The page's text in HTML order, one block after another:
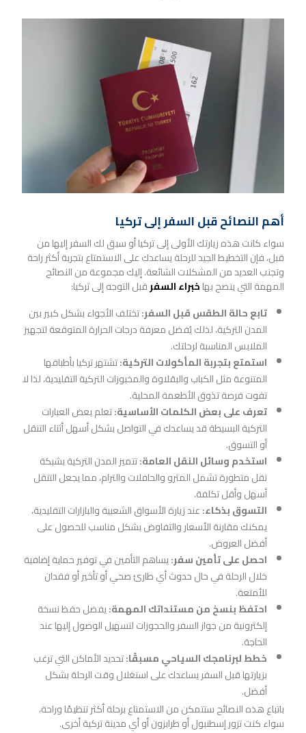
أهم النصائح قبل السفر إلى تركيا
سواء كانت هذه زيارتك الأولى إلى تركيا أو سبق لك السفر إليها من
قبل، فإن التخطيط الجيد للرحلة يساعدك على الاستمتاع بتجربة أكثر راحة
وتجنب العديد من المشكلات الشائعة. إليك مجموعة من النصائح
المهمة التي ينصح بهاخبراء السفرقبل التوجه إلى تركيا:
تابع حالة الطقس قبل السفر:تختلف الأجواء بشكل كبير بين
المدن التركية، لذلك يُفضل معرفة درجات الحرارة المتوقعة لتجهيز
الملابس المناسبة لرحلتك.
استمتع بتجربة المأكولات التركية:تشتهر تركيا بأطباقها
المتنوعة مثل الكباب والبقلاوة والمخبوزات التركية التقليدية، لذا لا
تفوت فرصة تذوق الأطعمة المحلية.
تعرف على بعض الكلمات الأساسية:تعلم بعض العبارات
التركية البسيطة قد يساعدك في التواصل بشكل أسهل أثناء التنقل
أو التسوق.
استخدم وسائل النقل العامة:تتميز المدن التركية بشبكة
نقل متطورة تشمل المترو والحافلات والترام، مما يجعل التنقل
أسهل وأقل تكلفة.
التسوق بذكاء:عند زيارة الأسواق الشعبية والبازارات التقليدية،
يمكنك مقارنة الأسعار والتفاوض بشكل مناسب للحصول على
أفضل العروض.
احصل على تأمين سفر:يساهم التأمين في توفير حماية إضافية
خلال الرحلة في حال حدوث أي طارئ صحي أو تأخير أو فقدان
للأمتعة.
احتفظ بنسخ من مستنداتك المهمة:يفضل حفظ نسخة
إلكترونية من جواز السفر والحجوزات لتسهيل الوصول إليها عند
الحاجة.
خطط لبرنامجك السياحي مسبقًا:تحديد الأماكن التي ترغب
بزيارتها قبل السفر يساعدك على استغلال وقت الرحلة بشكل
أفضل.
باتباع هذه النصائح ستتمكن من الاستمتاع برحلة أكثر تنظيمًا وراحة،
سواء كنت تزور إسطنبول أو طرابزون أو أي مدينة تركية أخرى.